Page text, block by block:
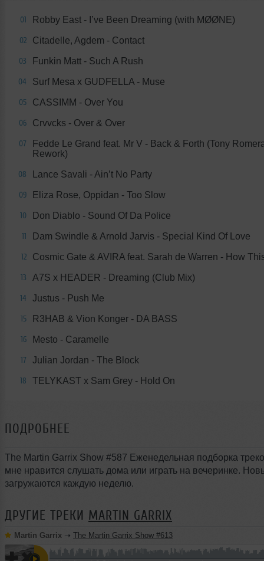
01 Robby East - I’ve Been Dreaming (with MØØNE)
02 Citadelle, Agdem - Contact
03 Funkin Matt - Such A Rush
04 Surf Mesa x GUDFELLA - Muse
05 CASSIMM - Over You
06 Crvvcks - Over & Over
07
Fedde Le Grand feat. Mr V - Back & Forth (Tony
Rework)
08 Lance Savali - Ain’t No Party
09 Eliza Rose, Oppidan - Too Slow
10 Don Diablo - Sound Of Da Police
11 Dam Swindle & Arnold Jarvis - Special Kind Of Love
12 Cosmic Gate & AVIRA feat. Sarah de Warren - How
13 A7S x HEADER - Dreaming (Club Mix)
14 Justus - Push Me
15 R3HAB & Vion Konger - DA BASS
16 Mesto - Caramelle
17 Julian Jordan - The Block
18 TELYKAST x Sam Grey - Hold On
ПОДРОБНЕЕ
The Martin Garrix Show #587 Еженедельная подборка
мне нравится слушать дома или играть на вечеринке.
загружаются каждую неделю.
ДРУГИЕ ТРЕКИ MARTIN GARRIX
Martin Garrix ➝ The Martin Garrix Show #613